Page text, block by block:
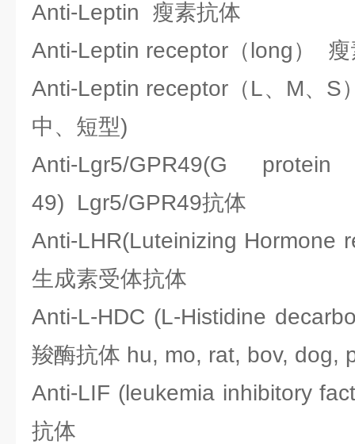
Anti-Leptin 瘦素抗体
Anti-Leptin receptor（long）
Anti-Leptin receptor（L、M、S
中、短型)
Anti-Lgr5/GPR49(G
49) Lgr5/GPR49抗体
Anti-LHR(Luteinizing Hormone
生成素受体抗体
Anti-L-HDC (L-Histidine
羧酶抗体 hu, mo, rat, bov, dog,
Anti-LIF (leukemia inhibitory
抗体